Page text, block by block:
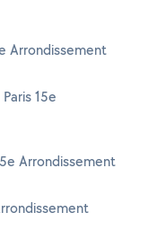
Arrondissement
15e
Arrondissement